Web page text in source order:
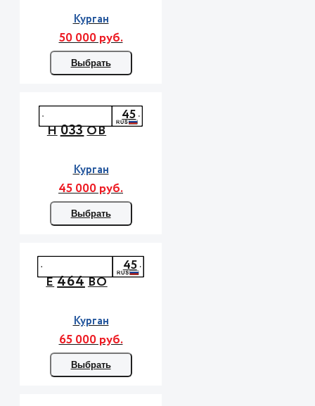
Курган
50 000 руб.
Выбрать
Н033ОВ
45
Курган
45 000 руб.
Выбрать
Е464ВО
45
Курган
65 000 руб.
Выбрать